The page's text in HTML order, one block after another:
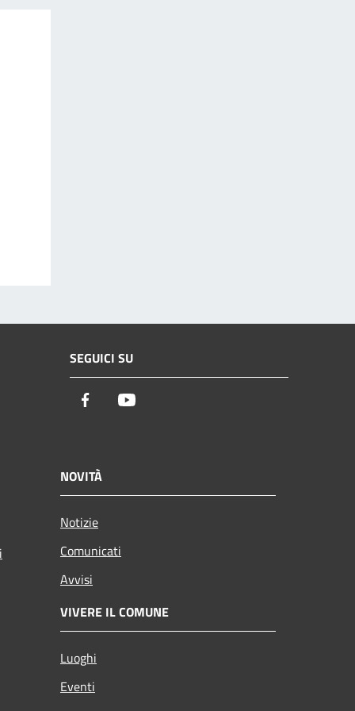
SEGUICI SU
Facebook
NOVITÀ
Notizie
Comunicati
Avvisi
VIVERE IL COMUNE
Luoghi
Eventi